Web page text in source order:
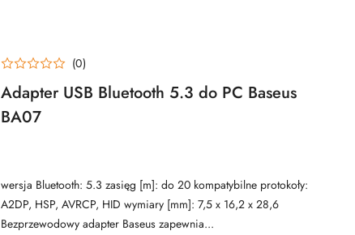
Adapter USB Bluetooth 5.3 do PC Baseus
BA07
(0)
wersja Bluetooth: 5.3 zasięg [m]: do 20 kompatybilne protokoły:
A2DP, HSP, AVRCP, HID wymiary [mm]: 7,5 x 16,2 x 28,6
Bezprzewodowy adapter Baseus zapewnia...